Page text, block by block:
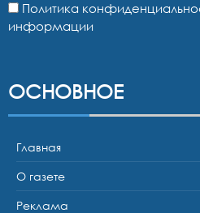
Политика
информации
ОСНОВНОЕ
Главная
О газете
Реклама